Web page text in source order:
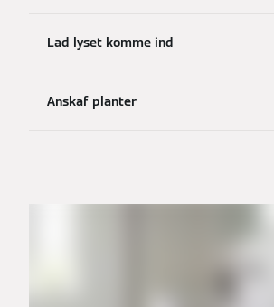
Lad lyset komme ind
Anskaf planter